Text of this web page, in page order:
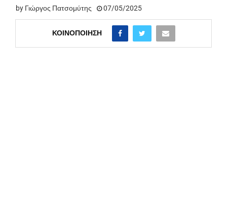
by Γιώργος Πατσομύτης 07/05/2025
ΚΟΙΝΟΠΟΊΗΣΗ